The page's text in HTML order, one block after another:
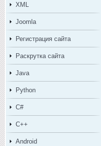
XML
Joomla
Регистрация сайта
Раскрутка сайта
Java
Python
C#
C++
Android